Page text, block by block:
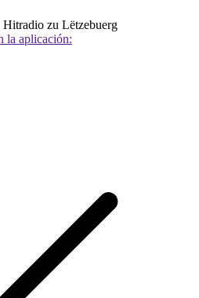
zu Lëtzebuerg
la aplicación: